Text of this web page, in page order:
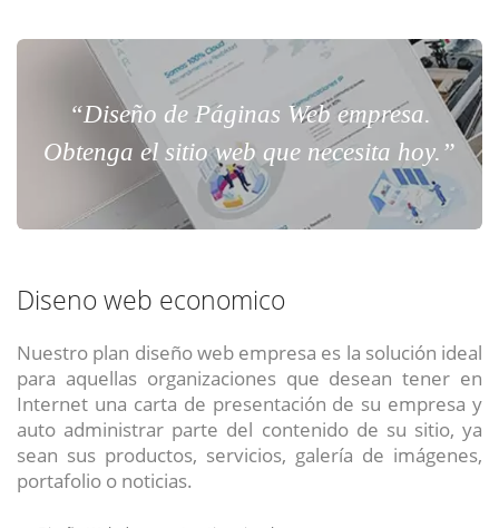
“Diseño de Páginas Web empresa.
Obtenga el sitio web que necesita hoy.”
Diseno web economico
Nuestro plan diseño web empresa es la solución ideal
para aquellas organizaciones que desean tener en
Internet una carta de presentación de su empresa y
auto administrar parte del contenido de su sitio, ya
sean sus productos, servicios, galería de imágenes,
portafolio o noticias.